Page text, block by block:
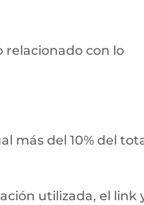
relacionado con lo
más del 10% del
utilizada, el link